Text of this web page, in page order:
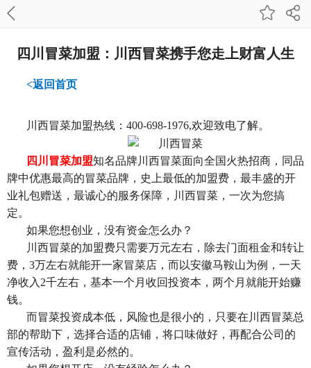
四川冒菜加盟：川西冒菜携手您走上财富人生
<返回首页
川西冒菜加盟热线：400-698-1976,欢迎致电了解。
四川冒菜加盟知名品牌川西冒菜面向全国火热招商，同品
牌中优惠最高的冒菜品牌，史上最低的加盟费，最丰盛的开
业礼包赠送，最诚心的服务保障，川西冒菜，一次为您搞
定。
如果您想创业，没有资金怎么办？
川西冒菜的加盟费只需要万元左右，除去门面租金和转让
费，3万左右就能开一家冒菜店，而以安徽马鞍山为例，一天
净收入2千左右，基本一个月收回投资本，两个月就能开始赚
钱。
而冒菜投资成本低，风险也是很小的，只要在川西冒菜总
部的帮助下，选择合适的店铺，将口味做好，再配合公司的
宣传活动，盈利是必然的。